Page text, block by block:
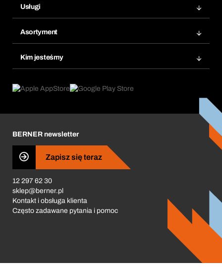
Ponowne zamówienie
Zamówienia cykliczne
Najczęściej zadawane pytania
Usługi
Chemiczna baza danych
eProcurement
Doradca produktowy
Asortyment
Kim jesteśmy
Co nas napędza
Business Conduct
BERNER newsletter
Zapisz się teraz
12 297 62 30
sklep@berner.pl
Kontakt i obsługa klienta
Często zadawane pytania i pomoc